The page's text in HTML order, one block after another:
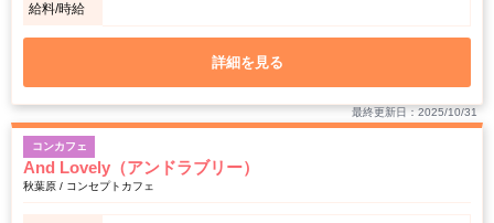
給料/時給
詳細を見る
最終更新日：2025/10/31
コンカフェ
And Lovely（アンドラブリー）
秋葉原 / コンセプトカフェ